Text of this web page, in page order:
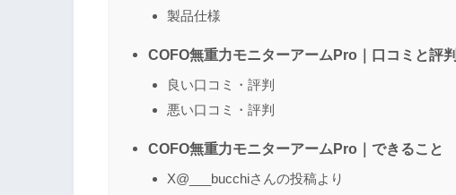
製品仕様
COFO無重力モニターアームPro｜口コミと評判
良い口コミ・評判
悪い口コミ・評判
COFO無重力モニターアームPro｜できること
X@___bucchiさんの投稿より